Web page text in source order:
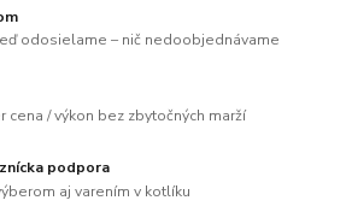
odosielame – nič nedoobjednávame
cena / výkon bez zbytočných marží
podpora
aj varením v kotlíku